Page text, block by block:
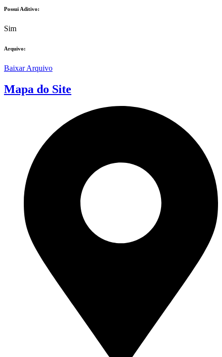
Possui Aditivo:​
Sim
Arquivo:
Baixar Arquivo
Mapa do Site